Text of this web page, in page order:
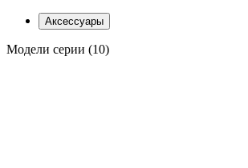
Аксессуары
Модели серии (10)